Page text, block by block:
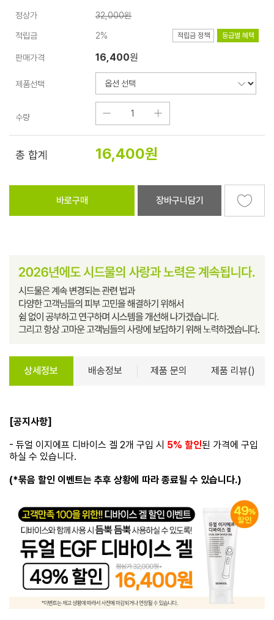
정상가 32,000원
적립금 2% 적립금 정책 등급별 혜택
판매가격 16,400원
제품선택
수량
총 합계 16,400원
바로구매 장바구니담기
상세정보 배송정보 제품 문의 제품 리뷰()
[공지사항]
- 듀얼 이지에프 디바이스 겔 2개 구입 시 5% 할인된 가격에 구입
하실 수 있습니다.
(*묶음 할인 이벤트는 추후 상황에 따라 종료될 수 있습니다.)